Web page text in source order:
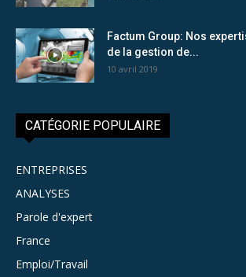
Factum Group: Nos
de la gestion de...
10 avril 2019
CATÉGORIE POPULAIRE
ENTREPRISES
ANALYSES
Parole d'expert
France
Emploi/Travail